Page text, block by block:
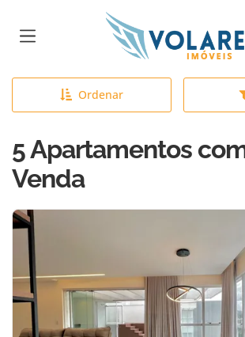
Página inicial
Ordenar
5 Apartamentos
Venda